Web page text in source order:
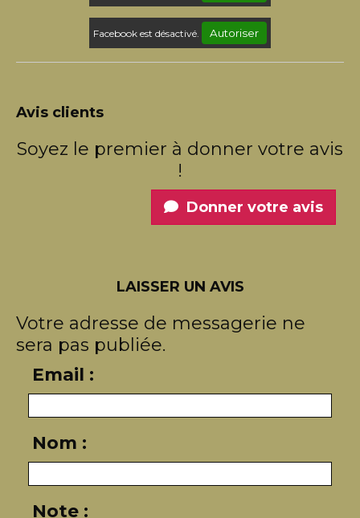
Facebook est désactivé. Autoriser
Avis clients
Soyez le premier à donner votre avis
!
Donner votre avis
LAISSER UN AVIS
Votre adresse de messagerie ne
sera pas publiée.
Email :
Nom :
Note :